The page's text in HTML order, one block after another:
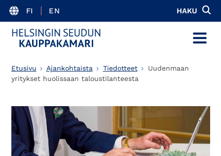
FI EN HAKU
MENU
Etusivu Ajankohtaista Tiedotteet
Uudenmaan
yritykset huolissaan taloustilanteesta